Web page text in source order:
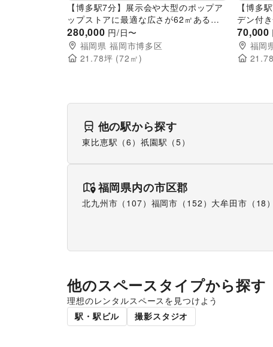
【博多駅7分】展示会や大型のポップア
ップストアに最適な広さが62㎡あるレ
ンタルスペース
280,000 円/日〜
福岡県 福岡市博多区
21.78坪 (72 ㎡)
【博多
デン付
70,000
福岡
21.78
他の駅から探す
東比恵駅 （6 ） 祇園駅 （5）
福岡県内の市区郡
北九州市 （ 107） 福岡市 （ 152 ） 大牟田市 （ 18 ）
他のスペースタイプから探す
理想のレンタルスペースを見つけよう
駅・駅ビル
撮影スタジオ